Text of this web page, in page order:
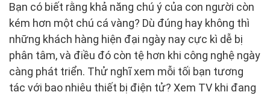
Bạn có biết rằng khả năng chú ý của con người còn
kém hơn một chú cá vàng? Dù đúng hay không thì
những khách hàng hiện đại ngày nay cực kì dễ bị
phân tâm, và điều đó còn tệ hơn khi công nghệ ngày
càng phát triển. Thử nghĩ xem mỗi tối bạn tương
tác với bao nhiêu thiết bị điện tử? Xem TV khi đang